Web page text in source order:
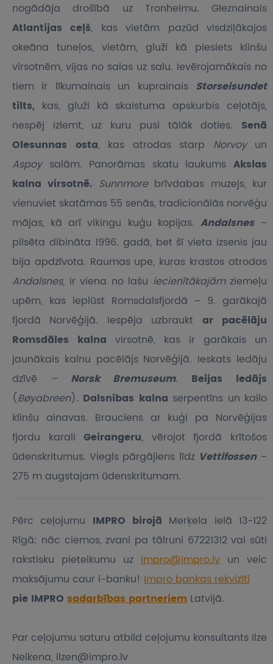
nogādāja drošībā uz Tronheimu. Gleznainais
Atlantijas ceļš, kas vietām pazūd visdziļākajos
okeāna tuneļos, vietām, gluži kā piesiets klinšu
virsotnēm, vijas no salas uz salu. Ievērojamākais no
tiem ir līkumainais un kuprainais Storseisundet
tilts, kas, gluži kā skaistuma apskurbis ceļotājs,
nespēj izlemt, uz kuru pusi tālāk doties. Senā
Olesunnas osta, kas atrodas starp Norvoy un
Aspoy salām. Panorāmas skatu laukumsAkslas
kalna virsotnē. Sunnmore brīvdabas muzejs, kur
vienuviet skatāmas 55 senās, tradicionālās norvēģu
mājas, kā arī vikingu kuģu kopijas. Andalsnes –
pilsēta dibināta 1996. gadā, bet šī vieta izsenis jau
bija apdzīvota. Raumas upe, kuras krastos atrodas
Andalsnes, ir viena no lašu iecienītākajām ziemeļu
upēm, kas ieplūst Romsdalsfjordā – 9. garākajā
fjordā Norvēģijā. Iespēja uzbraukt ar pacēlāju
Romsdāles kalna virsotnē, kas ir garākais un
jaunākais kalnu pacēlājs Norvēģijā. Ieskats ledāju
dzīvē
– Norsk Bremuseum. Beijas ledājs
(Bøyabreen). Dalsnibas kalna serpentīns un kailo
klinšu ainavas. Brauciens ar kuģi pa Norvēģijas
fjordu karaliGeirangeru, vērojot fjordā krītošos
ūdenskritumus. Viegls pārgājiens līdz Vettifossen –
275 m augstajam ūdenskritumam.
Pērc ceļojumu IMPRO birojā Merķela ielā 13-122
Rīgā: nāc ciemos, zvani pa tālruni 67221312 vai sūti
rakstisku pieteikumu uz impro@impro.lv un veic
maksājumu caur i-banku! Impro bankas rekvizīti
pie IMPRO sadarbības partneriem Latvijā.
Par ceļojumu saturu atbild ceļojumu konsultants Ilze
Neikena, ilzen@impro.lv